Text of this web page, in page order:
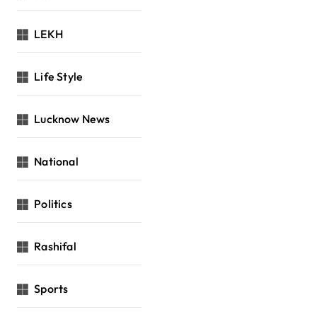
LEKH
Life Style
Lucknow News
National
Politics
Rashifal
Sports